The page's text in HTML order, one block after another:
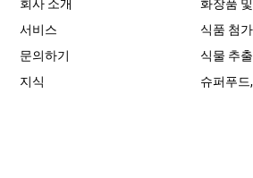
화장품
식품 첨
식물 추
슈퍼푸드
회사 소개
서비스
문의하기
지식